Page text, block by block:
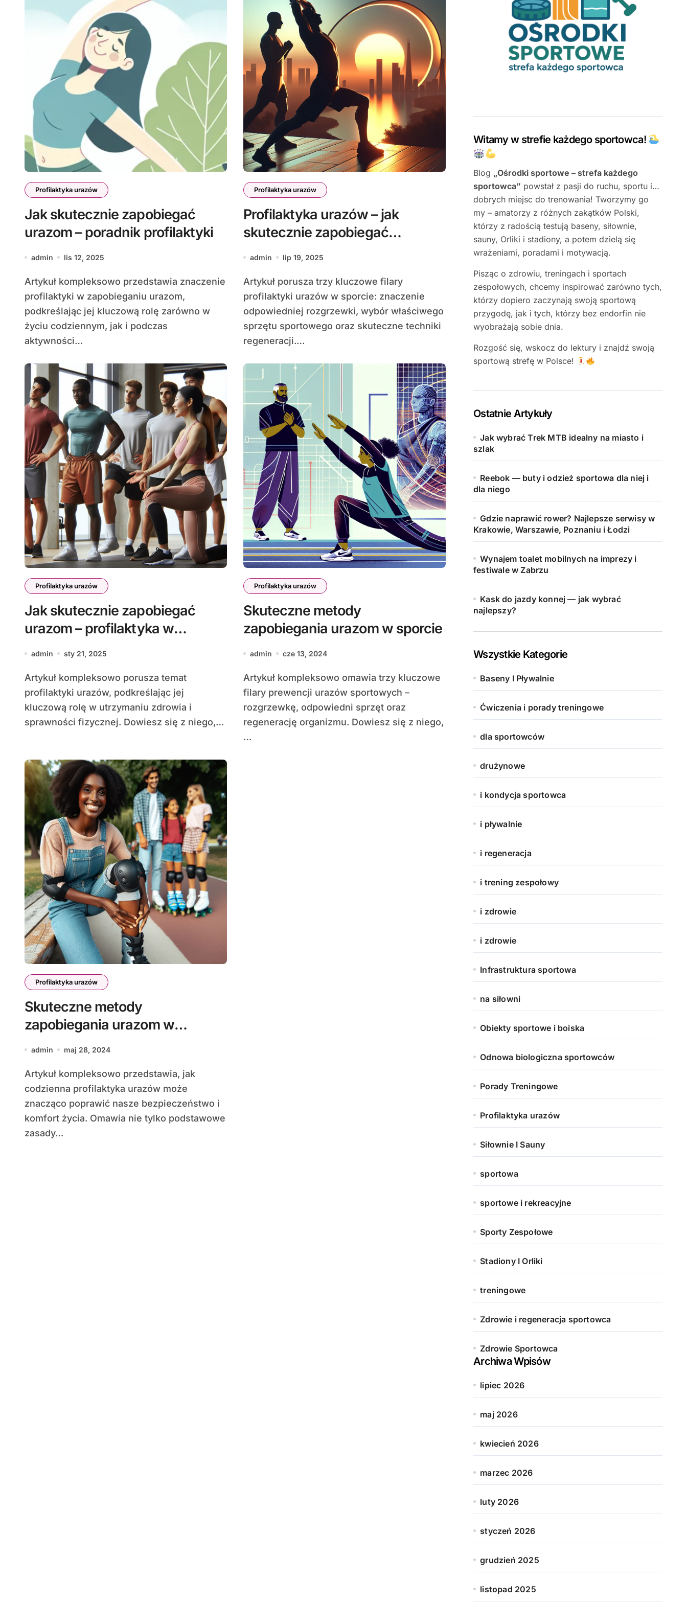
Profilaktyka urazów
Jak skutecznie zapobiegać
urazom – poradnik profilaktyki
admin lis 12, 2025
Artykuł kompleksowo przedstawia znaczenie
profilaktyki w zapobieganiu urazom,
podkreślając jej kluczową rolę zarówno w
życiu codziennym, jak i podczas
aktywności…
Profilaktyka urazów
Profilaktyka urazów – jak
skutecznie zapobiegać
kontuzjom
admin lip 19, 2025
Artykuł porusza trzy kluczowe filary
profilaktyki urazów w sporcie: znaczenie
odpowiedniej rozgrzewki, wybór właściwego
sprzętu sportowego oraz skuteczne techniki
regeneracji.…
Profilaktyka urazów
Jak skutecznie zapobiegać
urazom – profilaktyka w
praktyce
admin sty 21, 2025
Artykuł kompleksowo porusza temat
profilaktyki urazów, podkreślając jej
kluczową rolę w utrzymaniu zdrowia i
sprawności fizycznej. Dowiesz się z niego,…
Profilaktyka urazów
Skuteczne metody
zapobiegania urazom w sporcie
admin cze 13, 2024
Artykuł kompleksowo omawia trzy kluczowe
filary prewencji urazów sportowych –
rozgrzewkę, odpowiedni sprzęt oraz
regenerację organizmu. Dowiesz się z niego,
…
Profilaktyka urazów
Skuteczne metody
zapobiegania urazom w
codziennym życiu
admin maj 28, 2024
Artykuł kompleksowo przedstawia, jak
codzienna profilaktyka urazów może
znacząco poprawić nasze bezpieczeństwo i
komfort życia. Omawia nie tylko podstawowe
zasady…
Witamy w strefie każdego sportowca!
Blog „Ośrodki sportowe – strefa każdego
sportowca” powstał z pasji do ruchu, sportu i…
dobrych miejsc do trenowania! Tworzymy go
my – amatorzy z różnych zakątków Polski,
którzy z radością testują baseny, siłownie,
sauny, Orliki i stadiony, a potem dzielą się
wrażeniami, poradami i motywacją.
Pisząc o zdrowiu, treningach i sportach
zespołowych, chcemy inspirować zarówno tych,
którzy dopiero zaczynają swoją sportową
przygodę, jak i tych, którzy bez endorfin nie
wyobrażają sobie dnia.
Rozgość się, wskocz do lektury i znajdź swoją
sportową strefę w Polsce!
Ostatnie Artykuły
Jak wybrać Trek MTB idealny na miasto i
szlak
Reebok — buty i odzież sportowa dla niej i
dla niego
Gdzie naprawić rower? Najlepsze serwisy w
Krakowie, Warszawie, Poznaniu i Łodzi
Wynajem toalet mobilnych na imprezy i
festiwale w Zabrzu
Kask do jazdy konnej — jak wybrać
najlepszy?
Wszystkie Kategorie
Baseny I Pływalnie
Ćwiczenia i porady treningowe
dla sportowców
drużynowe
i kondycja sportowca
i pływalnie
i regeneracja
i trening zespołowy
i zdrowie
i zdrowie
Infrastruktura sportowa
na siłowni
Obiekty sportowe i boiska
Odnowa biologiczna sportowców
Porady Treningowe
Profilaktyka urazów
Siłownie I Sauny
sportowa
sportowe i rekreacyjne
Sporty Zespołowe
Stadiony I Orliki
treningowe
Zdrowie i regeneracja sportowca
Zdrowie Sportowca
Archiwa Wpisów
lipiec 2026
maj 2026
kwiecień 2026
marzec 2026
luty 2026
styczeń 2026
grudzień 2025
listopad 2025